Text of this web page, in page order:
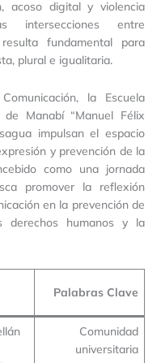
acoso digital y violencia
intersecciones entre
fundamental para
plural e igualitaria.
la Escuela
de Manabí “Manuel Félix
impulsan el espacio
y prevención de la
como una jornada
promover la reflexión
en la prevención de
derechos humanos y la
Palabras Clave
Comunidad
universitaria